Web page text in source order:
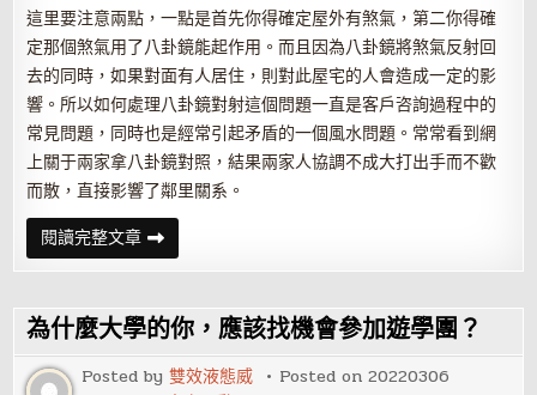
這里要注意兩點，一點是首先你得確定屋外有煞氣，第二你得確
定那個煞氣用了八卦鏡能起作用。而且因為八卦鏡將煞氣反射回
去的同時，如果對面有人居住，則對此屋宅的人會造成一定的影
響。所以如何處理八卦鏡對射這個問題一直是客戶咨詢過程中的
常見問題，同時也是經常引起矛盾的一個風水問題。常常看到網
上關于兩家拿八卦鏡對照，結果兩家人協調不成大打出手而不歡
而散，直接影響了鄰里關系。
閱讀完整文章鄰
居
門
有
八
卦
鏡
照
到
為什麼大學的你，應該找機會參加遊學團？
Posted by雙效液態威 Posted on20220306